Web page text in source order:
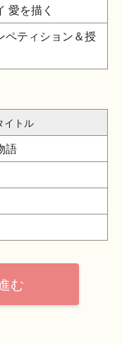
愛を描く
ペティション＆授
イトル
語
む